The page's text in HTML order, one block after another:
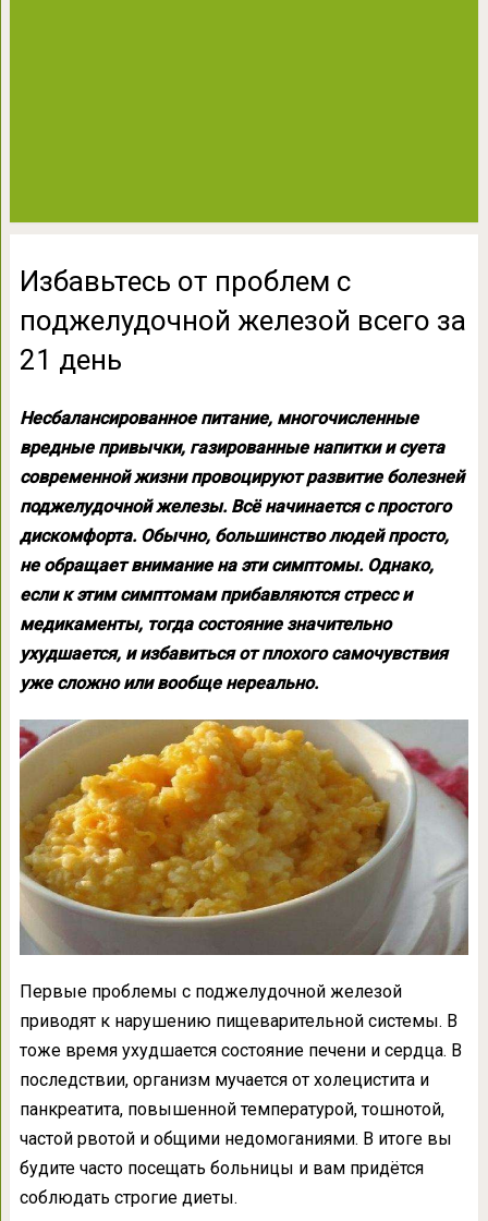
Избавьтесь от проблем с
поджелудочной железой всего за
21 день
Несбалансированное питание, многочисленные
вредные привычки, газированные напитки и суета
современной жизни провоцируют развитие болезней
поджелудочной железы. Всё начинается с простого
дискомфорта. Обычно, большинство людей просто,
не обращает внимание на эти симптомы. Однако,
если к этим симптомам прибавляются стресс и
медикаменты, тогда состояние значительно
ухудшается, и избавиться от плохого самочувствия
уже сложно или вообще нереально.
Первые проблемы с поджелудочной железой
приводят к нарушению пищеварительной системы. В
тоже время ухудшается состояние печени и сердца. В
последствии, организм мучается от холецистита и
панкреатита, повышенной температурой, тошнотой,
частой рвотой и общими недомоганиями. В итоге вы
будите часто посещать больницы и вам придётся
соблюдать строгие диеты.